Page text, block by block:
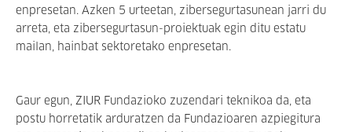
enpresetan. Azken 5 urteetan, zibersegurtasunean jarri du
arreta, eta zibersegurtasun-proiektuak egin ditu estatu
mailan, hainbat sektoretako enpresetan.
Gaur egun, ZIUR Fundazioko zuzendari teknikoa da, eta
postu horretatik arduratzen da Fundazioaren azpiegitura